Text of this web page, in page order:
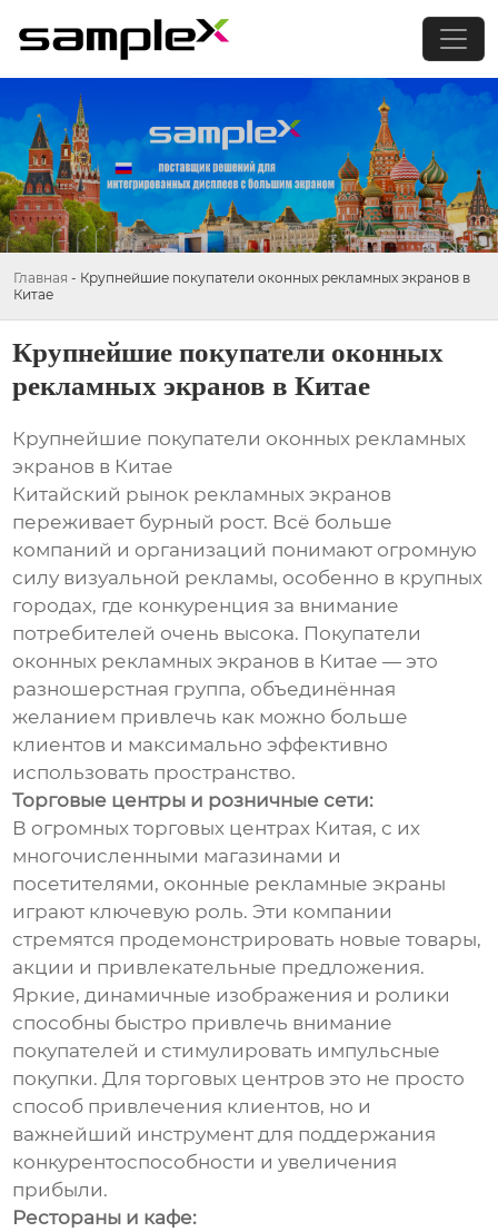
Главная - Крупнейшие покупатели оконных рекламных экранов в
Китае
Крупнейшие покупатели оконных
рекламных экранов в Китае
Крупнейшие покупатели оконных рекламных
экранов в Китае
Китайский рынок рекламных экранов
переживает бурный рост. Всё больше
компаний и организаций понимают огромную
силу визуальной рекламы, особенно в крупных
городах, где конкуренция за внимание
потребителей очень высока. Покупатели
оконных рекламных экранов в Китае — это
разношерстная группа, объединённая
желанием привлечь как можно больше
клиентов и максимально эффективно
использовать пространство.
Торговые центры и розничные сети:
В огромных торговых центрах Китая, с их
многочисленными магазинами и
посетителями, оконные рекламные экраны
играют ключевую роль. Эти компании
стремятся продемонстрировать новые товары,
акции и привлекательные предложения.
Яркие, динамичные изображения и ролики
способны быстро привлечь внимание
покупателей и стимулировать импульсные
покупки. Для торговых центров это не просто
способ привлечения клиентов, но и
важнейший инструмент для поддержания
конкурентоспособности и увеличения
прибыли.
Рестораны и кафе: